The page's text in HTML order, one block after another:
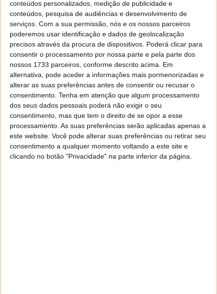
conteúdos personalizados, medição de publicidade e
conteúdos, pesquisa de audiências e desenvolvimento de
serviços. Com a sua permissão, nós e os nossos parceiros
poderemos usar identificação e dados de geolocalização
precisos através da procura de dispositivos. Poderá clicar para
consentir o processamento por nossa parte e pela parte dos
nossos 1733 parceiros, conforme descrito acima. Em
alternativa, pode aceder a informações mais pormenorizadas e
alterar as suas preferências antes de consentir ou recusar o
consentimento. Tenha em atenção que algum processamento
dos seus dados pessoais poderá não exigir o seu
consentimento, mas que tem o direito de se opor a esse
processamento. As suas preferências serão aplicadas apenas a
este website. Você pode alterar suas preferências ou retirar seu
consentimento a qualquer momento voltando a este site e
clicando no botão "Privacidade" na parte inferior da página.
Tags: distritos Temperaturas
PRÓXIMO ARTIGO
Apple bloqueia apps de mensagens da Rússia. Kremlin
aconselha todos a usar Android
ARTIGO ANTERIOR
Ford apostou tudo na IA e agora teve de voltar a
contratar os engenheiros